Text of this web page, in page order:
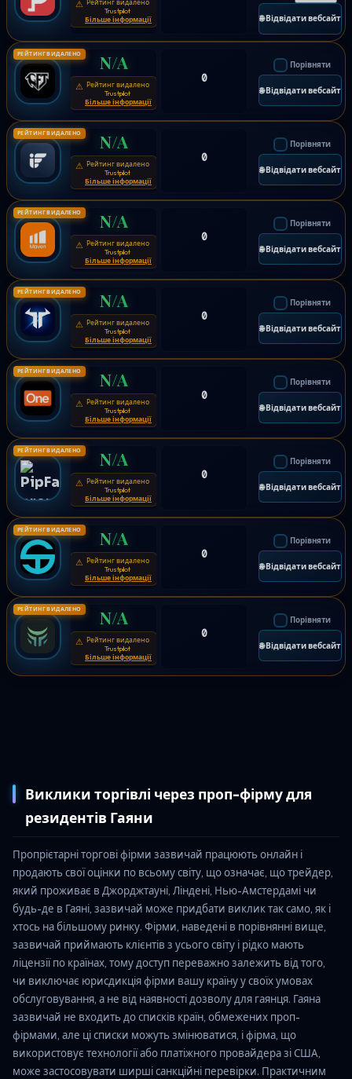
⚠
Trustpilot
Більше інформації
🌐 Відвідати вебсайт
РЕЙТИНГ ВИДАЛЕНО N/A
⚠ Рейтинг видалено
Trustpilot
Більше інформації
0
Порівняти
🌐 Відвідати вебсайт
РЕЙТИНГ ВИДАЛЕНО N/A
⚠ Рейтинг видалено
Trustpilot
Більше інформації
0
Порівняти
🌐 Відвідати вебсайт
РЕЙТИНГ ВИДАЛЕНО N/A
⚠ Рейтинг видалено
Trustpilot
Більше інформації
0
Порівняти
🌐 Відвідати вебсайт
РЕЙТИНГ ВИДАЛЕНО N/A
⚠ Рейтинг видалено
Trustpilot
Більше інформації
0
Порівняти
🌐 Відвідати вебсайт
РЕЙТИНГ ВИДАЛЕНО N/A
⚠ Рейтинг видалено
Trustpilot
Більше інформації
0
Порівняти
🌐 Відвідати вебсайт
РЕЙТИНГ ВИДАЛЕНО N/A
⚠ Рейтинг видалено
Trustpilot
Більше інформації
0
Порівняти
🌐 Відвідати вебсайт
РЕЙТИНГ ВИДАЛЕНО N/A
⚠ Рейтинг видалено
Trustpilot
Більше інформації
0
Порівняти
🌐 Відвідати вебсайт
РЕЙТИНГ ВИДАЛЕНО N/A
⚠ Рейтинг видалено
Trustpilot
Більше інформації
0
Порівняти
🌐 Відвідати вебсайт
Виклики торгівлі через проп-фірму для
резидентів Гаяни
Пропрієтарні торгові фірми зазвичай працюють онлайн і
продають свої оцінки по всьому світу, що означає, що трейдер,
який проживає в Джорджтауні, Ліндені, Нью-Амстердамі чи
будь-де в Гаяні, зазвичай може придбати виклик так само, як і
хтось на більшому ринку. Фірми, наведені в порівнянні вище,
зазвичай приймають клієнтів з усього світу і рідко мають
ліцензії по країнах, тому доступ переважно залежить від того,
чи виключає юрисдикція фірми вашу країну у своїх умовах
обслуговування, а не від наявності дозволу для гаянця. Гаяна
зазвичай не входить до списків країн, обмежених проп-
фірмами, але ці списки можуть змінюватися, і фірма, що
використовує технології або платіжного провайдера зі США,
може застосовувати ширші санкційні перевірки. Практичним